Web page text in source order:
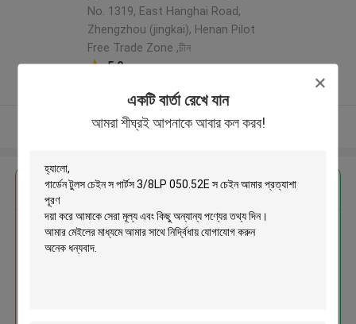
একটি বার্তা রেখে যান
আমরা শীঘ্রই আপনাকে আবার কল করব!
No. 1319, East Hanghai Road,
Zhengzhou (jingkai), Henan Pilot
Free Trade Zone ,চীন
5.0
আরো দেখুন
এর সেরা মূল্য পান
গার্ডেন টুলস চেইন স পার্টস 3/8LP